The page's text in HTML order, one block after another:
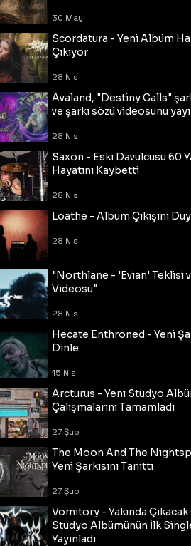
30 May
Scordatura - Yeni Albüm
Çıkıyor
28 Nis
Avaland, "Destiny Calls"
ve şarkı sözü videosunu
28 Nis
Saxon - Eski Davulcusu 60
Hayatını Kaybetti
28 Nis
Loathe - Albüm Çıkışını
28 Nis
"Northlane - 'Evian' Teklisi
Videosu"
28 Nis
Hecate Enthroned - Yeni
Dinle
15 Nis
Arcturus - Yeni Stüdyo
Çalışmalarını Tamamladı
27 Şub
The Moon And The
Yeni Şarkısını Tanıttı
27 Şub
Vomitory - Yakında
Stüdyo Albümünün İlk
Yayınladı